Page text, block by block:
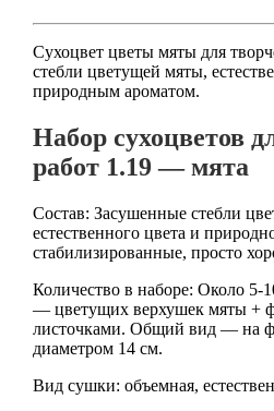
Сухоцвет цветы мяты для
стебли цветущей мяты,
природным ароматом.
Набор сухоцветов
работ 1.19 — мята
Состав: Засушенные стебли
естественного цвета и
стабилизированные, просто
Количество в наборе: Около 5-
— цветущих верхушек мяты +
листочками. Общий вид — на
диаметром 14 см.
Вид сушки: объемная,